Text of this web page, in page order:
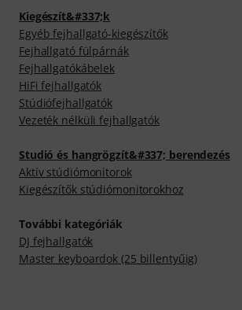
Kiegészít&#337;k
Egyéb fejhallgató-kiegészítők
Fejhallgató fülpárnák
Fejhallgatókábelek
HiFi fejhallgatók
Stúdiófejhallgatók
Vezeték nélküli fejhallgatók
Studió és hangrögzít&#337; berendezés
Aktív stúdiómonitorok
Kiegészítők stúdiómonitorokhoz
További kategóriák
DJ fejhallgatók
Master keyboardok (25 billentyűig)